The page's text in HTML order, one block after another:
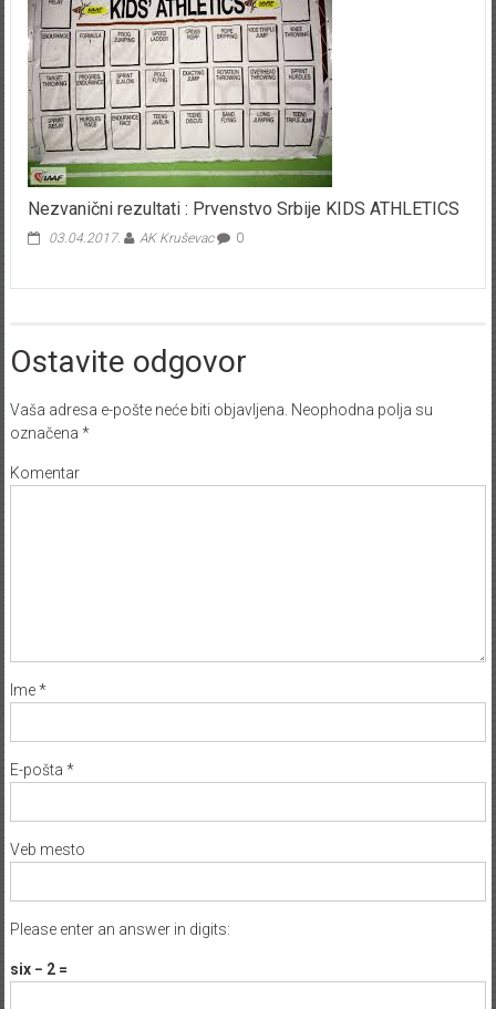
Nezvanični rezultati : Prvenstvo Srbije KIDS ATHLETICS
03.04.2017. AK Kruševac 0
Ostavite odgovor
Vaša adresa e-pošte neće biti objavljena. Neophodna polja su
označena *
Komentar
Ime*
E-pošta *
Veb mesto
Please enter an answer in digits:
six − 2 =